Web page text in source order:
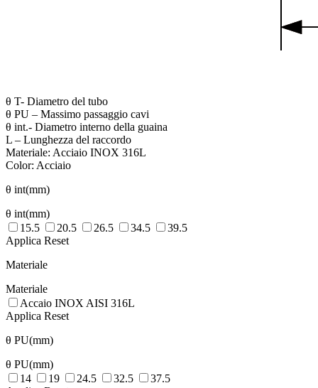
θ T- Diametro del tubo
θ PU – Massimo passaggio cavi
θ int.- Diametro interno della guaina
L – Lunghezza del raccordo
Materiale: Acciaio INOX 316L
Color: Acciaio
θ int(mm)
θ int(mm)
15.5
20.5 26.5 34.5
39.5
Applica Reset
Materiale
Materiale
Accaio INOX AISI 316L
Applica Reset
θ PU(mm)
θ PU(mm)
14
19 24.5 32.5
37.5